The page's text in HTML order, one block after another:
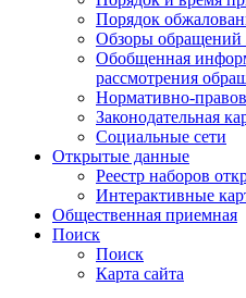
Порядок
Обзоры обращений
Обобщенная
рассмотрения
Нормативно-
Законодательная
Социальные сети
Открытые данные
Реестр наборов
Интерактивные
Общественная приемная
Поиск
Поиск
Карта сайта